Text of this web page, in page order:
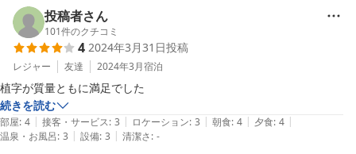
投稿者さん
101件のクチコミ
4 2024年3月31日投稿
レジャー 友達 2024年3月宿泊
植字が質量ともに満足でした
続きを読む
部屋: 4 | 接客・サービス: 3 | ロケーション: 3 | 朝食: 4 | 夕食: 4 |
温泉・お風呂: 3 | 設備: 3 | 清潔さ: -